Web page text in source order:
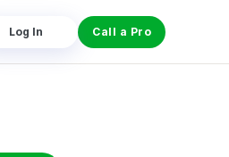
Log In Call a Pro